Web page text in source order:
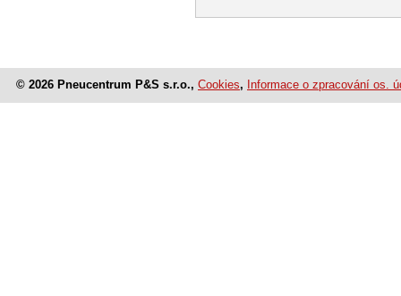
© 2026 Pneucentrum P&S s.r.o., Cookies, Informace o zpracování os.